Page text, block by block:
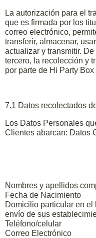
La autorización para el
que es firmada por los
correo electrónico,
transferir, almacenar,
actualizar y transmitir.
tercero, la recolección y
por parte de Hi Party
7.1 Datos recolectados
Los Datos Personales
Clientes abarcan: Datos
Nombres y apellidos
Fecha de Nacimiento
Domicilio particular en
envío de sus
Teléfono/celular
Correo Electrónico